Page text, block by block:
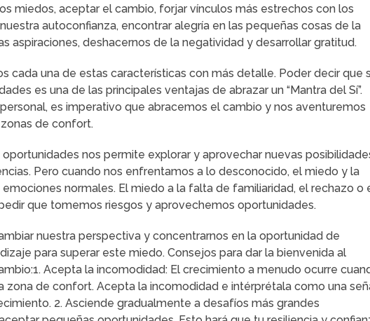
miedos, aceptar el cambio, forjar vínculos más estrechos con los
autoconfianza, encontrar alegría en las pequeñas cosas de la
aspiraciones, deshacernos de la negatividad y desarrollar gratitud.
cada una de estas características con más detalle. Poder decir que
es una de las principales ventajas de abrazar un “Mantra del Sí”.
es imperativo que abracemos el cambio y nos aventuremos
de confort.
oportunidades nos permite explorar y aprovechar nuevas
Pero cuando nos enfrentamos a lo desconocido, el miedo y la
normales. El miedo a la falta de familiaridad, el rechazo o
que tomemos riesgos y aprovechemos oportunidades.
nuestra perspectiva y concentrarnos en la oportunidad de
para superar este miedo. Consejos para dar la bienvenida al
Acepta la incomodidad: El crecimiento a menudo ocurre
zona de confort. Acepta la incomodidad e intérprétala como una
2. Asciende gradualmente a desafíos más grandes